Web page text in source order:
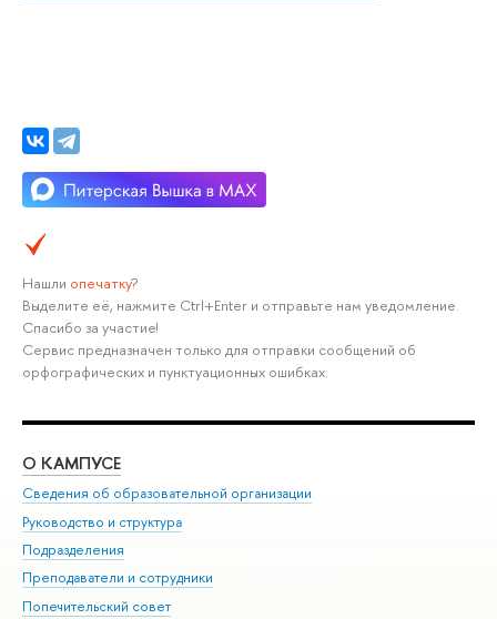
Нашли опечатку?
Выделите её, нажмите Ctrl+Enter и отправьте нам уведомление.
Спасибо за участие!
Сервис предназначен только для отправки сообщений об
орфографических и пунктуационных ошибках.
О КАМПУСЕ
Сведения об образовательной организации
Руководство и структура
Подразделения
Преподаватели и сотрудники
Попечительский совет